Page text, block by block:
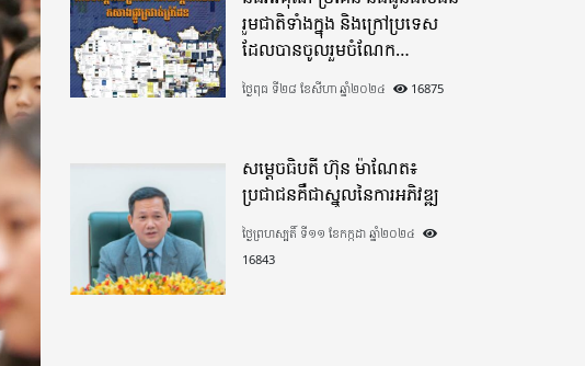
រួមជាតិទាំងក្នុង​ និងក្រៅប្រទេស​
ដែលបានចូលរួមចំណែក
យ៉ាងផុលផុសបរិច្ចាគថវិកាក្នុង
«មូលនិធិកសាងហេដ្ឋារចនាសម្ព័ន្ធ
កសាងផ្លូវក្រវាត់ព្រំដែន
ថ្ងៃពុធ ទី២៨ ខែសីហា ឆ្នាំ២០២៤ 16875
សម្តេចធិបតី ហ៊ុន ម៉ាណែត៖
ប្រជាជនគឺជាស្នូលនៃការអភិវឌ្ឍ
ថ្ងៃព្រហស្បតិ៍ ទី១១ ខែកក្កដា ឆ្នាំ២០២៤
16843